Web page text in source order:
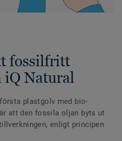
fossilfritt
iQ Natural
plastgolv med bio-
att den fossila oljan byts ut
enligt principen